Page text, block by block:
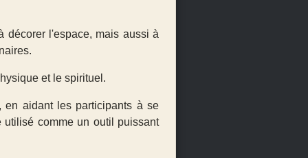
décorer l'espace, mais aussi à
et le spirituel.
aidant les participants à se
comme un outil puissant